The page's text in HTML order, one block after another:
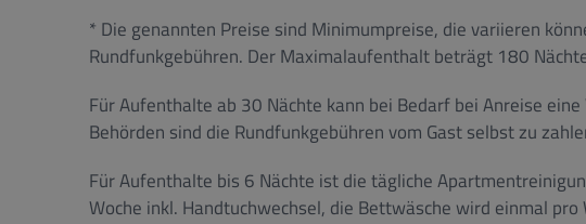
* Die genannten Preise sind Minimumpreise, die variieren
Rundfunkgebühren. Der Maximalaufenthalt beträgt 180
Für Aufenthalte ab 30 Nächte kann bei Bedarf bei Anreise
Behörden sind die Rundfunkgebühren vom Gast selbst zu
Für Aufenthalte bis 6 Nächte ist die tägliche
Woche inkl. Handtuchwechsel, die Bettwäsche wird einmal pro